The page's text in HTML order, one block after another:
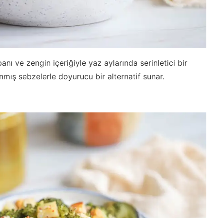
ve zengin içeriğiyle yaz aylarında serinletici bir
sebzelerle doyurucu bir alternatif sunar.